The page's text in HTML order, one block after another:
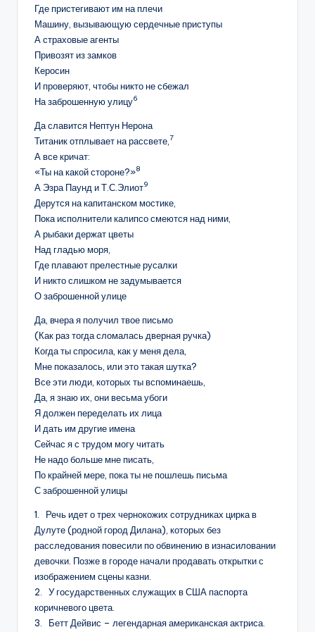
Где пристегивают им на плечи
Машину, вызывающую сердечные приступы
А страховые агенты
Привозят из замков
Керосин
И проверяют, чтобы никто не сбежал
На заброшенную улицу6
Да славится Нептун Нерона
Титаник отплывает на рассвете,7
А все кричат:
«Ты на какой стороне?»8
А Эзра Паунд и Т.С.Элиот9
Дерутся на капитанском мостике,
Пока исполнители калипсо смеются над ними,
А рыбаки держат цветы
Над гладью моря,
Где плавают прелестные русалки
И никто слишком не задумывается
О заброшенной улице
Да, вчера я получил твое письмо
(Как раз тогда сломалась дверная ручка)
Когда ты спросила, как у меня дела,
Мне показалось, или это такая шутка?
Все эти люди, которых ты вспоминаешь,
Да, я знаю их, они весьма убоги
Я должен переделать их лица
И дать им другие имена
Сейчас я с трудом могу читать
Не надо больше мне писать,
По крайней мере, пока ты не пошлешь письма
С заброшенной улицы
1. Речь идет о трех чернокожих сотрудниках цирка в
Дулуте (родной город Дилана), которых без
расследования повесили по обвинению в изнасиловании
девочки. Позже в городе начали продавать открытки с
изображением сцены казни.
2. У государственных служащих в США паспорта
коричневого цвета.
3. Бетт Дейвис – легендарная американская актриса.